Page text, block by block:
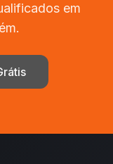
em
.